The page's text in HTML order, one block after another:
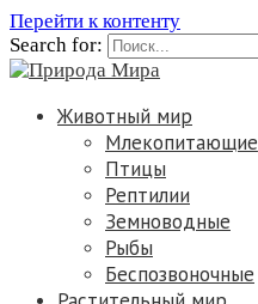
Перейти к контенту
Search for:
Животный мир
Млекопитающие
Птицы
Рептилии
Земноводные
Рыбы
Беспозвоночные